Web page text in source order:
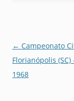
Navegação
de
posts
← Campeonato
Florianópolis (SC)
1968